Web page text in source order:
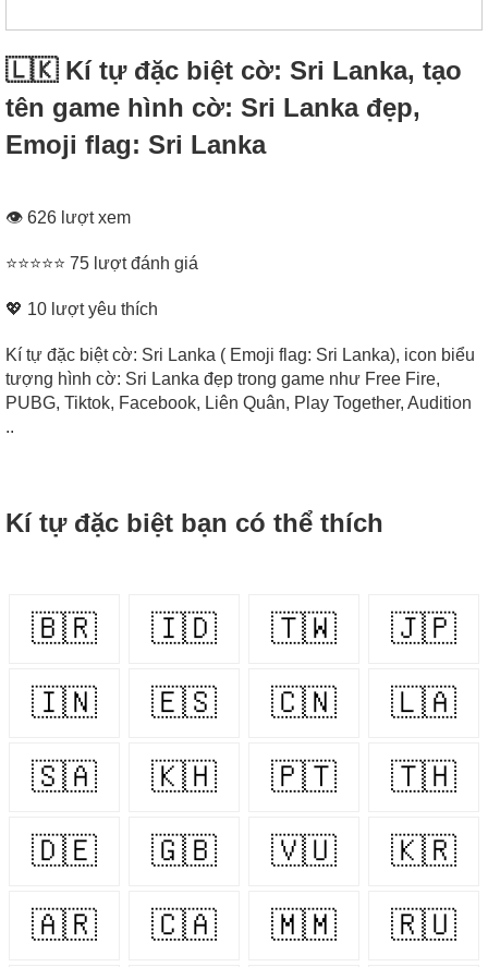
🇱🇰 Kí tự đặc biệt cờ: Sri Lanka, tạo
tên game hình cờ: Sri Lanka đẹp,
Emoji flag: Sri Lanka
👁 626 lượt xem
⭐⭐⭐⭐⭐ 75 lượt đánh giá
💖 10 lượt yêu thích
Kí tự đặc biệt cờ: Sri Lanka ( Emoji flag: Sri Lanka), icon biểu
tượng hình cờ: Sri Lanka đẹp trong game như Free Fire,
PUBG, Tiktok, Facebook, Liên Quân, Play Together, Audition
..
Kí tự đặc biệt bạn có thể thích
🇧🇷 🇮🇩 🇹🇼 🇯🇵
🇮🇳 🇪🇸 🇨🇳 🇱🇦
🇸🇦 🇰🇭 🇵🇹 🇹🇭
🇩🇪 🇬🇧 🇻🇺 🇰🇷
🇦🇷 🇨🇦 🇲🇲 🇷🇺